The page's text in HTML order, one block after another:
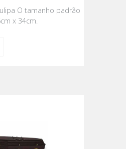
O tamanho padrão
x 34cm.